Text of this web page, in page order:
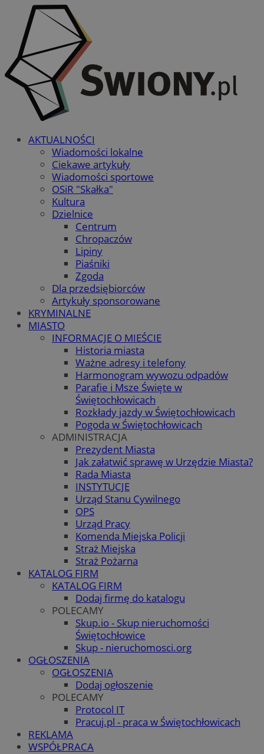
AKTUALNOŚCI
Wiadomości lokalne
Ciekawe artykuły
Wiadomości sportowe
OSiR "Skałka"
Kultura
Dzielnice
Centrum
Chropaczów
Lipiny
Piaśniki
Zgoda
Dla przedsiębiorców
Artykuły sponsorowane
KRYMINALNE
MIASTO
INFORMACJE O MIEŚCIE
Historia miasta
Ważne adresy i telefony
Harmonogram wywozu odpadów
Parafie i Msze Święte w
Świętochłowicach
Rozkłady jazdy w Świętochłowicach
Pogoda w Świętochłowicach
ADMINISTRACJA
Prezydent Miasta
Jak załatwić sprawę w Urzędzie Miasta?
Rada Miasta
INSTYTUCJE
Urząd Stanu Cywilnego
OPS
Urząd Pracy
Komenda Miejska Policji
Straż Miejska
Straż Pożarna
KATALOG FIRM
KATALOG FIRM
Dodaj firmę do katalogu
POLECAMY
Skup.io - Skup nieruchomości
Świętochłowice
Skup - nieruchomosci.org
OGŁOSZENIA
OGŁOSZENIA
Dodaj ogłoszenie
POLECAMY
Protocol IT
Pracuj.pl - praca w Świętochłowicach
REKLAMA
WSPÓŁPRACA